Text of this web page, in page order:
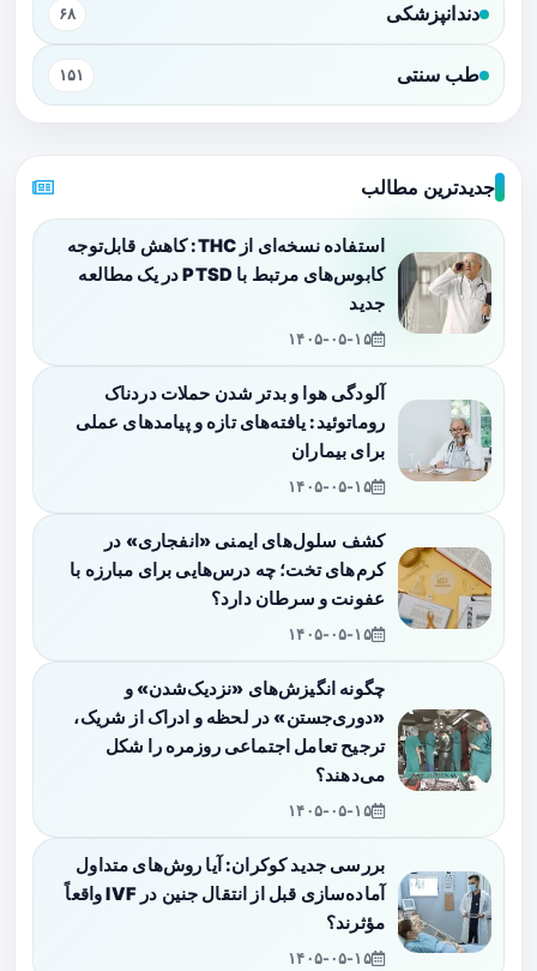
دندانپزشکی ۶۸
طب سنتی ۱۵۱
جدیدترین مطالب
استفاده نسخه‌ای از THC: کاهش قابل‌توجه
کابوس‌های مرتبط با PTSD در یک مطالعه
جدید
۱۴۰۵-۰۵-۱۵
آلودگی هوا و بدتر شدن حملات دردناک
روماتوئید: یافته‌های تازه و پیامدهای عملی
برای بیماران
۱۴۰۵-۰۵-۱۵
کشف سلول‌های ایمنی «انفجاری» در
کرم‌های تخت؛ چه درس‌هایی برای مبارزه با
عفونت و سرطان دارد؟
۱۴۰۵-۰۵-۱۵
چگونه انگیزش‌های «نزدیک‌شدن» و
«دوری‌جستن» در لحظه و ادراک از شریک،
ترجیح تعامل اجتماعی روزمره را شکل
می‌دهند؟
۱۴۰۵-۰۵-۱۵
بررسی جدید کوکران: آیا روش‌های متداول
آماده‌سازی قبل از انتقال جنین در IVF واقعاً
مؤثرند؟
۱۴۰۵-۰۵-۱۵